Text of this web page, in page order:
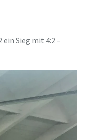
Sieg mit 4:2 –